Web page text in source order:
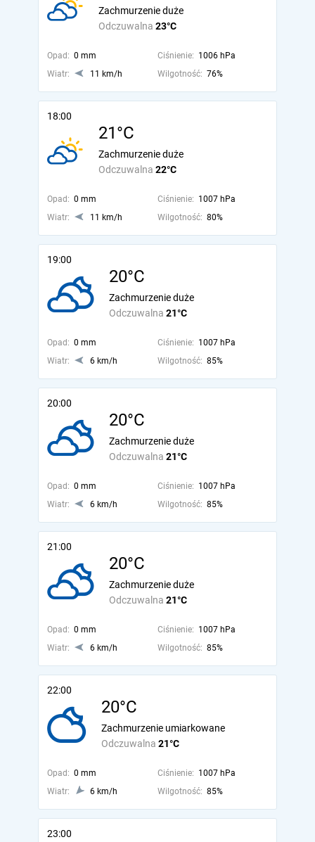
Odczuwalna 23°C
Zachmurzenie duże
Opad: 0 mm Ciśnienie: 1006 hPa
Wiatr:
11 km/h Wilgotność: 76%
18:00
21°C
Odczuwalna 22°C
Zachmurzenie duże
Opad: 0 mm Ciśnienie: 1007 hPa
Wiatr:
11 km/h Wilgotność: 80%
19:00
20°C
Odczuwalna 21°C
Zachmurzenie duże
Opad: 0 mm Ciśnienie: 1007 hPa
Wiatr:
6 km/h Wilgotność: 85%
20:00
20°C
Odczuwalna 21°C
Zachmurzenie duże
Opad: 0 mm Ciśnienie: 1007 hPa
Wiatr:
6 km/h Wilgotność: 85%
21:00
20°C
Odczuwalna 21°C
Zachmurzenie duże
Opad: 0 mm Ciśnienie: 1007 hPa
Wiatr:
6 km/h Wilgotność: 85%
22:00
20°C
Odczuwalna 21°C
Zachmurzenie umiarkowane
Opad: 0 mm Ciśnienie: 1007 hPa
Wiatr:
6 km/h Wilgotność: 85%
23:00